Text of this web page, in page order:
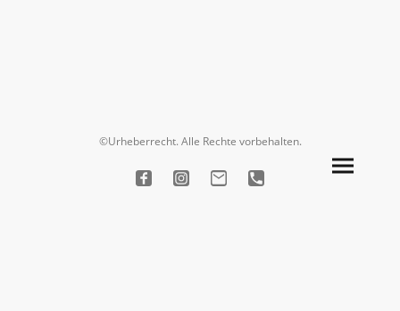
©Urheberrecht. Alle Rechte vorbehalten.